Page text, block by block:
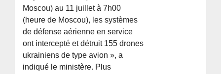
Moscou) au 11 juillet à 7h00
(heure de Moscou), les systèmes
de défense aérienne en service
ont intercepté et détruit 155 drones
ukrainiens de type avion », a
indiqué le ministère. Plus